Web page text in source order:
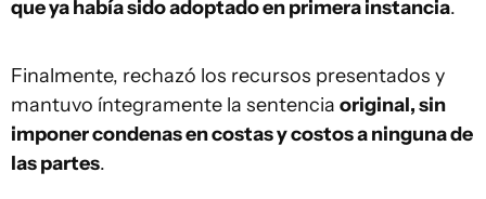
que ya había sido adoptado en primera instancia.
Finalmente, rechazó los recursos presentados y
mantuvo íntegramente la sentencia original, sin
imponer condenas en costas y costos a ninguna de
las partes.